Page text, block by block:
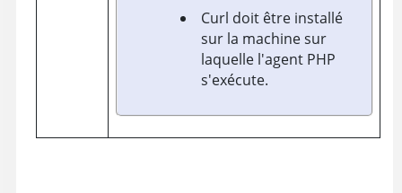
Curl doit être installé
sur la machine sur
laquelle l'agent PHP
s'exécute.